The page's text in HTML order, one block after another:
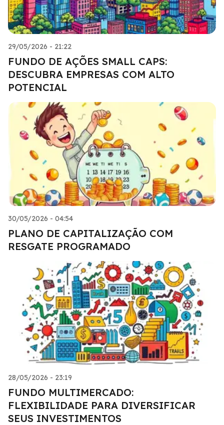
29/05/2026 - 21:22
FUNDO DE AÇÕES SMALL CAPS:
DESCUBRA EMPRESAS COM ALTO
POTENCIAL
30/05/2026 - 04:54
PLANO DE CAPITALIZAÇÃO COM
RESGATE PROGRAMADO
28/05/2026 - 23:19
FUNDO MULTIMERCADO:
FLEXIBILIDADE PARA DIVERSIFICAR
SEUS INVESTIMENTOS